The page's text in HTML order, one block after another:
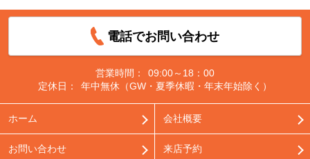
電話でお問い合わせ
営業時間：
09:00～18：00
定休日：
年中無休（GW・夏季休暇・年末年始除く）
ホーム 会社概要
お問い合わせ 来店予約